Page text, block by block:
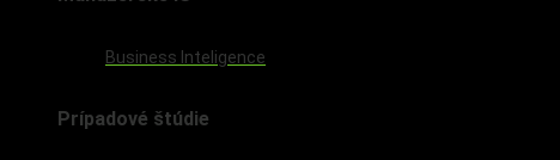
Business Inteligence
Prípadové štúdie